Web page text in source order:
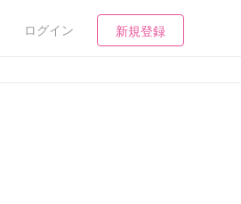
ログイン 新規登録